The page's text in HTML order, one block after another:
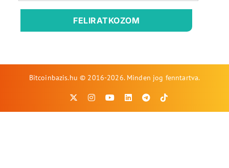
FELIRATKOZOM
Bitcoinbazis.hu © 2016-2026. Minden jog fenntartva.